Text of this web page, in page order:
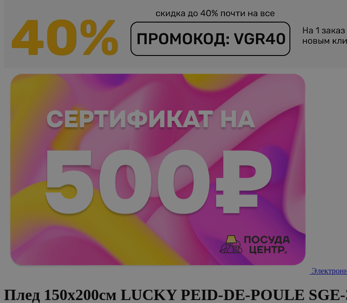
Плед 150х200см LUCKY PEID-DE-POULE SGE-